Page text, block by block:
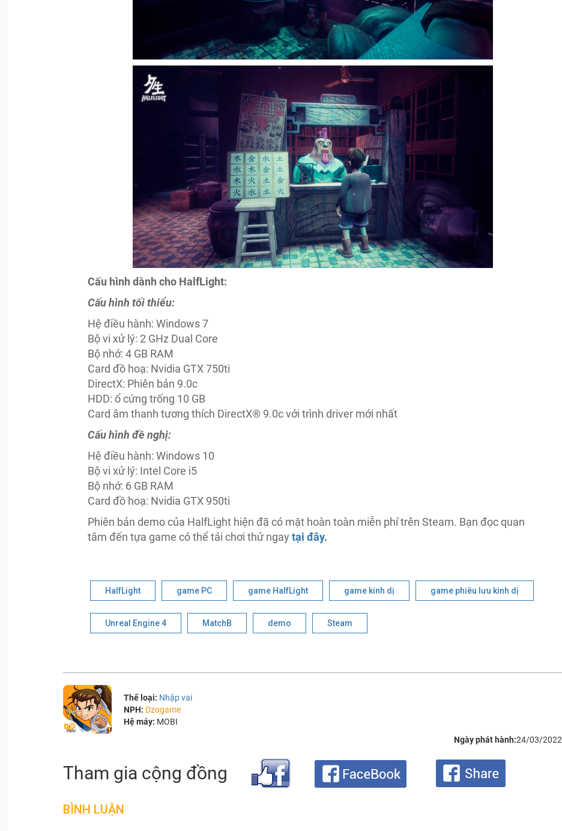
Cấu hình dành cho HalfLight:
Cấu hình tối thiểu:
Hệ điều hành: Windows 7
Bộ vi xử lý: 2 GHz Dual Core
Bộ nhớ: 4 GB RAM
Card đồ hoạ: Nvidia GTX 750ti
DirectX: Phiên bản 9.0c
HDD: ổ cứng trống 10 GB
Card âm thanh tương thích DirectX® 9.0c với trình driver mới nhất
Cấu hình đề nghị:
Hệ điều hành: Windows 10
Bộ vi xử lý: Intel Core i5
Bộ nhớ: 6 GB RAM
Card đồ hoạ: Nvidia GTX 950ti
Phiên bản demo của HalfLight hiện đã có mặt hoàn toàn miễn phí trên Steam. Bạn đọc quan
tâm đến tựa game có thể tải chơi thử ngaytại đây.
HalfLight game PC game HalfLight game kinh dị game phiêu lưu kinh dị
Unreal Engine 4 MatchB demo Steam
Thể loại: Nhập vai
NPH: Dzogame
Hệ máy: MOBI
Ngày phát hành:24/03/2022
Tham gia cộng đồng
BÌNH LUẬN